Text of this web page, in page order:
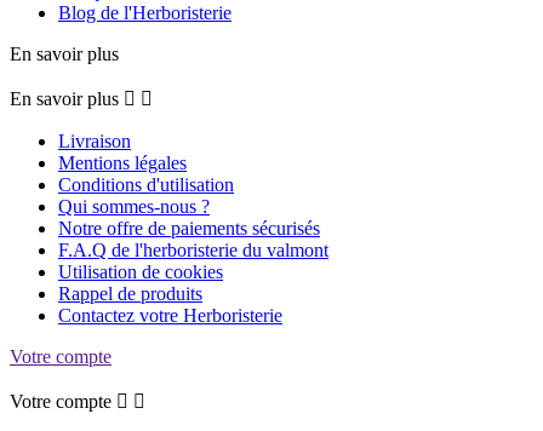
Blog de l'Herboristerie
En savoir plus
En savoir plus  
Livraison
Mentions légales
Conditions d'utilisation
Qui sommes-nous ?
Notre offre de paiements sécurisés
F.A.Q de l'herboristerie du valmont
Utilisation de cookies
Rappel de produits
Contactez votre Herboristerie
Votre compte
Votre compte  